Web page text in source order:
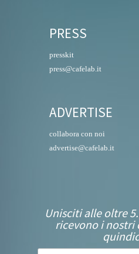
PRESS
presskit
press@cafelab.it
ADVERTISE
collabora con noi
advertise@cafelab.it
Unisciti alle oltre
ricevono i nostri